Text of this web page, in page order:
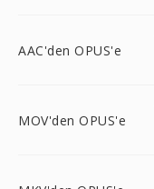
AAC'den OPUS'e
MOV'den OPUS'e